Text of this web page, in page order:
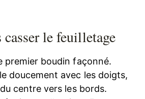
le feuilletage
premier boudin façonné.
doucement avec les doigts,
centre vers les bords.